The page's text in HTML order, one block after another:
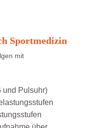
Sportmedizin
mit
und Pulsuhr)